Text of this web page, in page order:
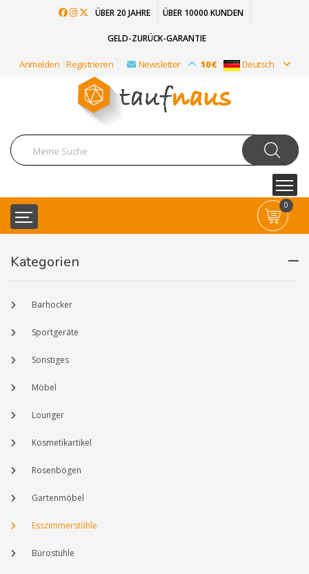
ÜBER 20 JAHRE ÜBER 10000 KUNDEN
GELD-ZURÜCK-GARANTIE
Anmelden Registrieren Newsletter 10€ Deutsch
0
Kategorien
Barhocker
Sportgeräte
Sonstiges
Möbel
Lounger
Kosmetikartikel
Rosenbögen
Gartenmöbel
Esszimmerstühle
Bürostühle